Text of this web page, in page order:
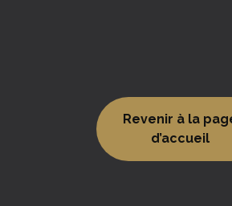
Revenir à la
d’accueil